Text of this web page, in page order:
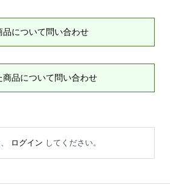
品について問い合わせ
商品について問い合わせ
ログイン してください。